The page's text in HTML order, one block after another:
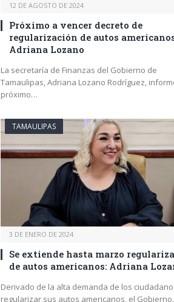
12 DE AGOSTO DE 2024
Próximo a vencer decreto de
regularización de autos
Adriana Lozano
La secretaría de Finanzas del Gobierno de
Tamaulipas, Adriana Lozano Rodríguez,
próximo…
TAMAULIPAS
3 DE ENERO DE 2024
Se extiende hasta marzo
de autos americanos: Adriana
Derivado de la alta demanda de los
regularizar sus autos americanos, el